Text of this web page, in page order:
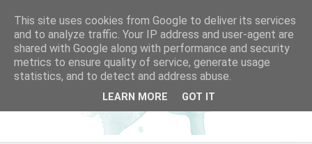
This site uses cookies from Google to deliver its services
and to analyze traffic. Your IP address and user-agent are
shared with Google along with performance and security
metrics to ensure quality of service, generate usage
statistics, and to detect and address abuse.
LEARN MORE GOT IT